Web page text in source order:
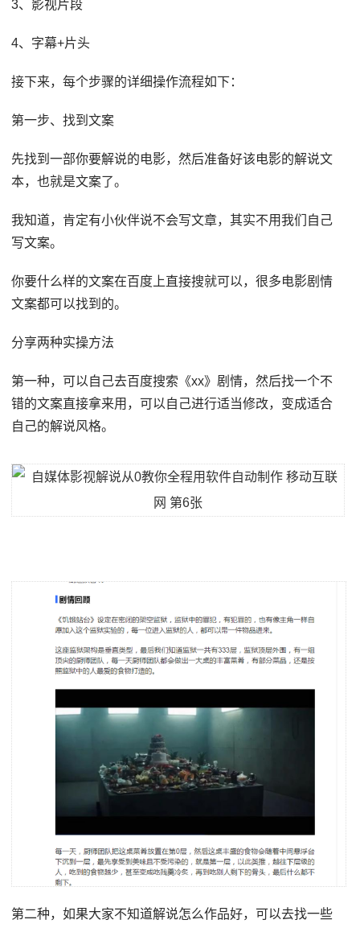
3、影视片段
4、字幕+片头
接下来，每个步骤的详细操作流程如下：
第一步、找到文案
先找到一部你要解说的电影，然后准备好该电影的解说文
本，也就是文案了。
我知道，肯定有小伙伴说不会写文章，其实不用我们自己
写文案。
你要什么样的文案在百度上直接搜就可以，很多电影剧情
文案都可以找到的。
分享两种实操方法
第一种，可以自己去百度搜索《xx》剧情，然后找一个不
错的文案直接拿来用，可以自己进行适当修改，变成适合
自己的解说风格。
第二种，如果大家不知道解说怎么作品好，可以去找一些